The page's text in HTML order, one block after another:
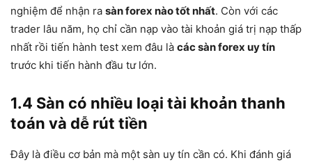
nghiệm để nhận ra sàn forex nào tốt nhất. Còn với các
trader lâu năm, họ chỉ cần nạp vào tài khoản giá trị nạp thấp
nhất rồi tiến hành test xem đâu là các sàn forex uy tín
trước khi tiến hành đầu tư lớn.
1.4 Sàn có nhiều loại tài khoản thanh
toán và dễ rút tiền
Đây là điều cơ bản mà một sàn uy tín cần có. Khi đánh giá